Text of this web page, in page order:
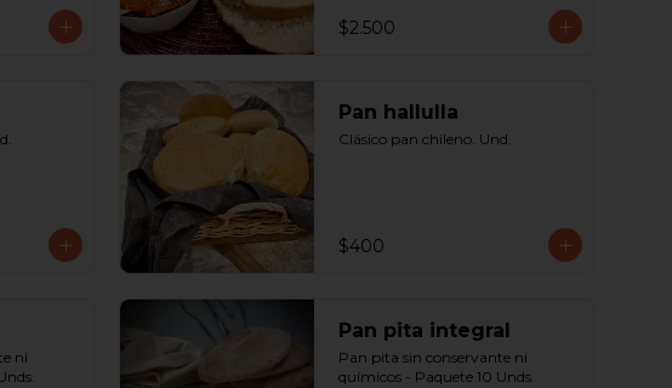
$2.500
Pan hallulla
Clásico pan chileno. Und.
$400
ni
Pan pita integral
Pan pita sin conservante ni
químicos - Paquete 10 Unds.